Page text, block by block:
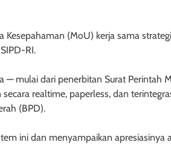
(MoU) kerja sama
RI.
— mulai dari penerbitan Surat Perintah
realtime, paperless, dan
(BPD).
ini dan menyampaikan apresiasinya